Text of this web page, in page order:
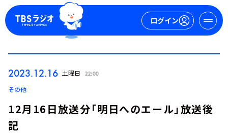
ログイン
2023.12.16 土曜日 22:00
その他
12月16日放送分「明日へのエール」放送後
記